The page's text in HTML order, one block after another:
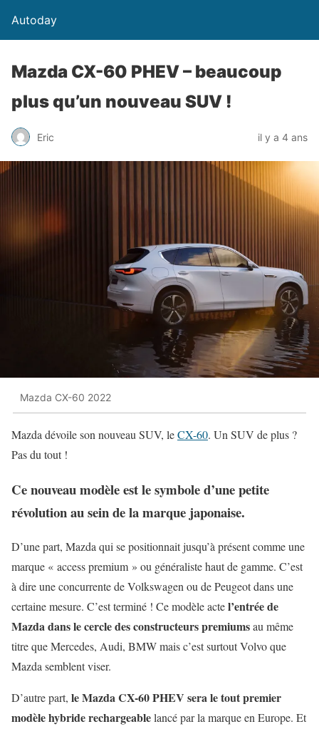
Autoday
Mazda CX-60 PHEV – beaucoup
plus qu’un nouveau SUV !
Eric il y a 4 ans
Mazda CX-60 2022
Mazda dévoile son nouveau SUV, leCX-60. Un SUV de plus ?
Pas du tout !
Ce nouveau modèle est le symbole d’une petite
révolution au sein de la marque japonaise.
D’une part, Mazda qui se positionnait jusqu’à présent comme une
marque « access premium » ou généraliste haut de gamme. C’est
à dire une concurrente de Volkswagen ou de Peugeot dans une
certaine mesure. C’est terminé ! Ce modèle actel’entrée de
Mazda dans le cercle des constructeurs premiumsau même
titre que Mercedes, Audi, BMW mais c’est surtout Volvo que
Mazda semblent viser.
D’autre part, le Mazda CX-60 PHEV sera le tout premier
modèle hybride rechargeablelancé par la marque en Europe. Et